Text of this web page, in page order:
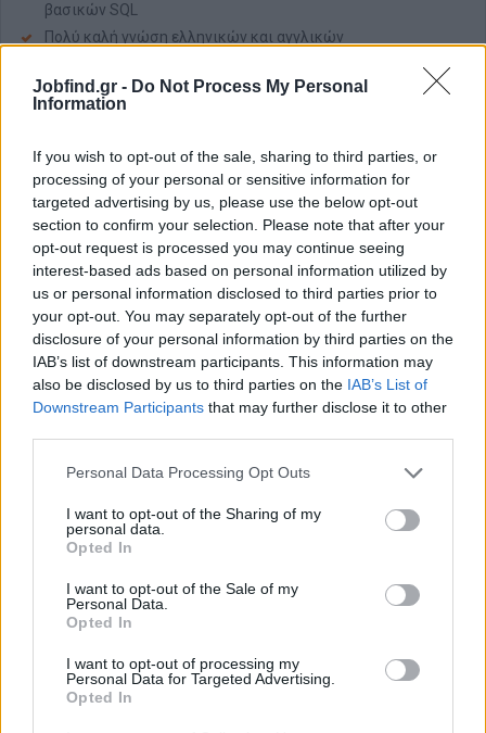
Jobfind.gr - Do Not Process My Personal
Information
If you wish to opt-out of the sale, sharing to third parties, or
processing of your personal or sensitive information for
targeted advertising by us, please use the below opt-out
section to confirm your selection. Please note that after your
opt-out request is processed you may continue seeing
interest-based ads based on personal information utilized by
us or personal information disclosed to third parties prior to
your opt-out. You may separately opt-out of the further
disclosure of your personal information by third parties on the
IAB’s list of downstream participants. This information may
also be disclosed by us to third parties on the IAB’s List of
Downstream Participants that may further disclose it to other
Personal Data Processing Opt Outs
I want to opt-out of the Sharing of my
personal data.
Opted In
I want to opt-out of the Sale of my
Personal Data.
Opted In
I want to opt-out of processing my
Personal Data for Targeted Advertising.
Opted In
βασικών SQL
Πολύ καλή γνώση ελληνικών και αγγλικών
Σας ενδιαφέρει η θέση εργασίας; Εγγραφείτε για να στείλετε το
βιογραφικό σας στην εταιρεία.
Εγγραφή
Θέσεις εργασίας
Όλες οι Θέσεις Εργασίας